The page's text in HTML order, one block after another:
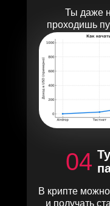
В крипте
и получать
04
Ты даже
проходишь